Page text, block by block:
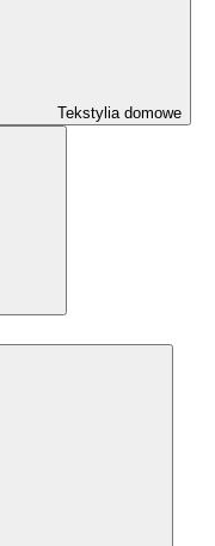
Tekstylia domowe